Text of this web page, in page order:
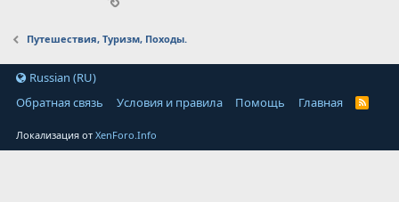
Путешествия, Туризм, Походы.
Russian (RU)
Обратная связь
Условия и правила Помощь Главная
Локализация отXenForo.Info